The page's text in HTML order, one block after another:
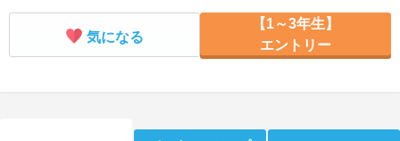
気になる
【1～3年生】
エントリー